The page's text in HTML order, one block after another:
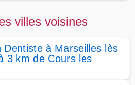
villes voisines
Dentiste à Marseilles lès
3 km de Cours les